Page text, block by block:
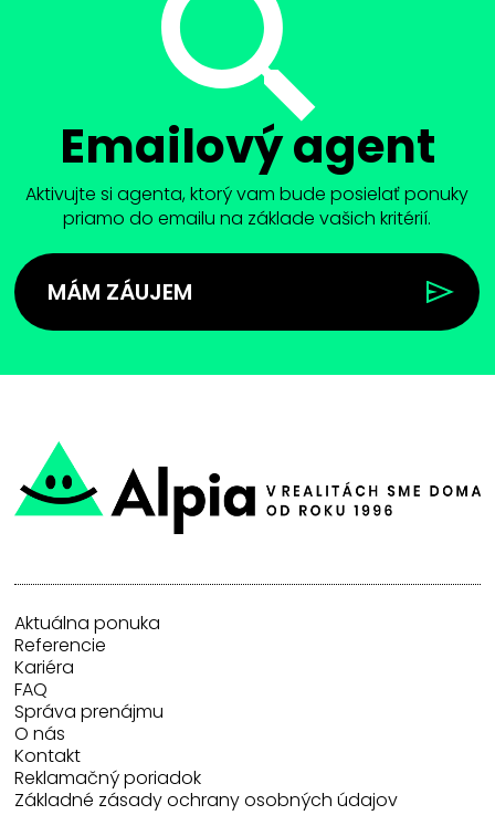
Emailový agent
Aktivujte si agenta, ktorý vam bude posielať ponuky
priamo do emailu na základe vašich kritérií.
MÁM ZÁUJEM
Aktuálna ponuka
Referencie
Kariéra
FAQ
Správa prenájmu
O nás
Kontakt
Reklamačný poriadok
Základné zásady ochrany osobných údajov